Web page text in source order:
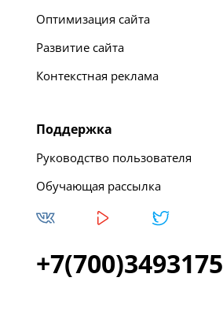
Оптимизация сайта
Развитие сайта
Контекстная реклама
Поддержка
Руководство пользователя
Обучающая рассылка
+7(700)3493175